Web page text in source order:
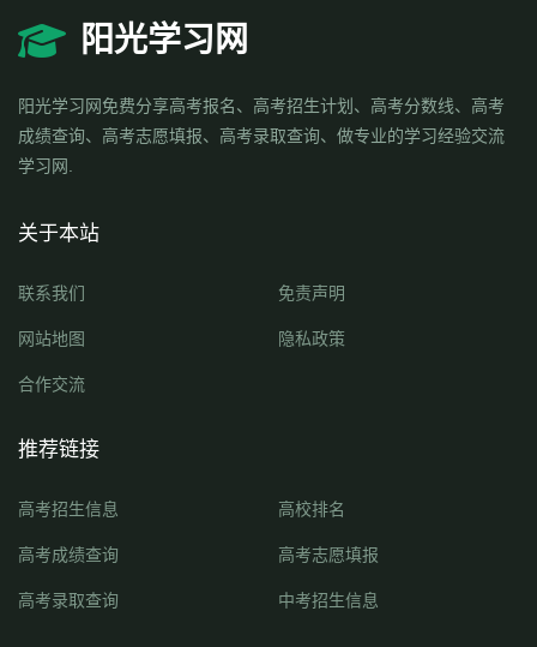
阳光学习网
阳光学习网免费分享高考报名、高考招生计划、高考分数线、高考
成绩查询、高考志愿填报、高考录取查询、做专业的学习经验交流
学习网.
关于本站
联系我们 免责声明
网站地图 隐私政策
合作交流
推荐链接
高考招生信息 高校排名
高考成绩查询 高考志愿填报
高考录取查询 中考招生信息